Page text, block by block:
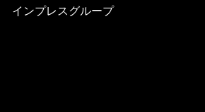
インプレスグループ